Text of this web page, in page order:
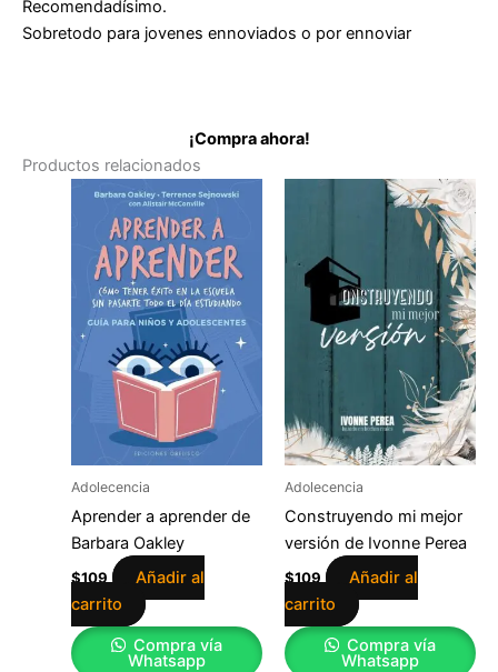
Recomendadísimo.
Sobretodo para jovenes ennoviados o por ennoviar
¡Compra ahora!
Productos relacionados
Adolecencia
Aprender a aprender de
Barbara Oakley
$109
Añadir al
carrito
Compra vía
Whatsapp
Adolecencia
Construyendo mi mejor
versión de Ivonne Perea
$109
Añadir al
carrito
Compra vía
Whatsapp